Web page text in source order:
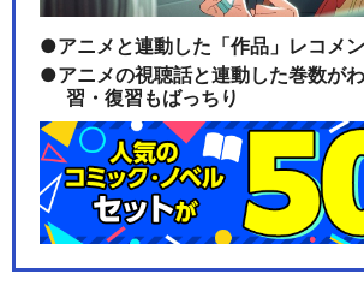
アニメと連動した「作品」レコメ
アニメの視聴話と連動した巻数が
習・復習もばっちり